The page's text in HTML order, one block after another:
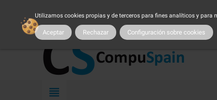
Utilizamos cookies propias y de terceros para fines analíticos y
Aceptar Rechazar Configuración sobre cookies
MI CUENTA| MARCAS |PROMOCIONES | SER CLIENTE
